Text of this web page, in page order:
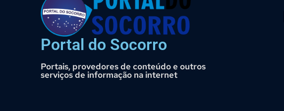
Portal do Socorro
Portais, provedores de conteúdo e outros
serviços de informação na internet